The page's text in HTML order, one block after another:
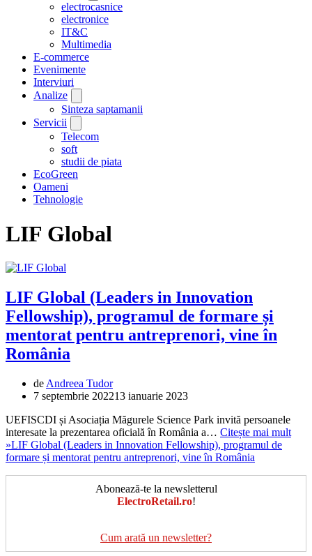
electrocasnice
electronice
IT&C
Multimedia
E-commerce
Evenimente
Interviuri
Analize
Sinteza saptamanii
Servicii
Telecom
soft
studii de piata
EcoGreen
Oameni
Tehnologie
LIF Global
LIF Global (Leaders in Innovation
Fellowship), programul de formare și
mentorat pentru antreprenori, vine în
România
de Andreea Tudor
7 septembrie 202213 ianuarie 2023
UEFISCDI și Asociația Măgurele Science Park invită persoanele
interesate la prezentarea oficială în România a… Citește mai mult
»LIF Global (Leaders in Innovation Fellowship), programul de
formare și mentorat pentru antreprenori, vine în România
Abonează-te la newsletterul
ElectroRetail.ro!
Cum arată un newsletter?